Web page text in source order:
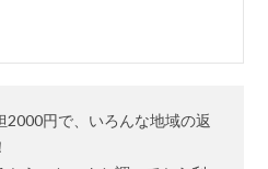
2000円で、いろんな地域の返